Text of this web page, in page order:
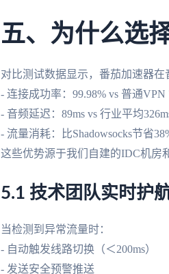
五、为什么选
对比测试数据显示，番茄加速器在
- 连接成功率：99.98% vs 普通VPN
- 音频延迟：89ms vs 行业平均
- 流量消耗：比Shadowsocks节省
这些优势源于我们自建的IDC机房
5.1 技术团队实时护
当检测到异常流量时：
- 自动触发线路切换（＜200ms）
- 发送安全预警推送